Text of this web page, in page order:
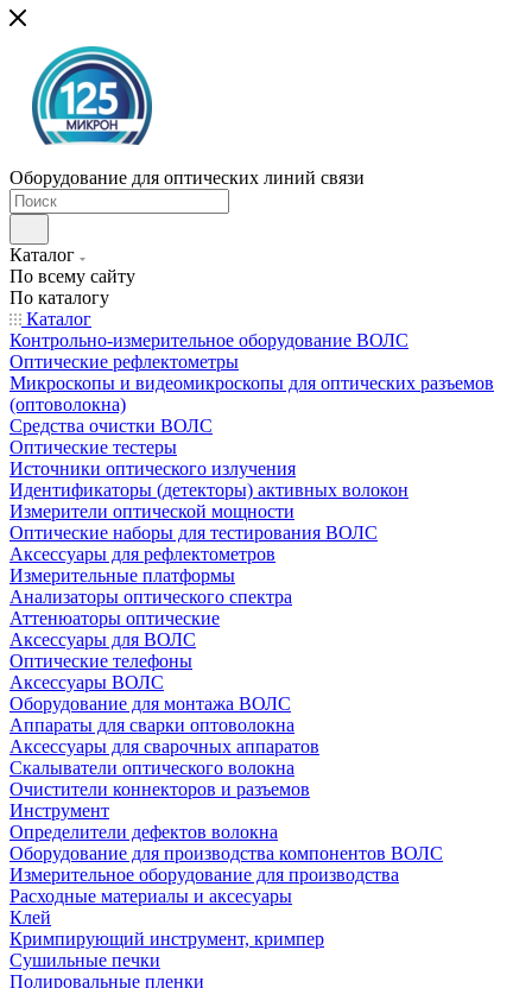
Оборудование для оптических линий связи
Каталог
По всему сайту
По каталогу
Каталог
Контрольно-измерительное оборудование ВОЛС
Оптические рефлектометры
Микроскопы и видеомикроскопы для оптических разъемов
(оптоволокна)
Средства очистки ВОЛС
Оптические тестеры
Источники оптического излучения
Идентификаторы (детекторы) активных волокон
Измерители оптической мощности
Оптические наборы для тестирования ВОЛС
Аксессуары для рефлектометров
Измерительные платформы
Анализаторы оптического спектра
Аттенюаторы оптические
Аксессуары для ВОЛС
Оптические телефоны
Аксессуары ВОЛС
Оборудование для монтажа ВОЛС
Аппараты для сварки оптоволокна
Аксессуары для сварочных аппаратов
Скалыватели оптического волокна
Очистители коннекторов и разъемов
Инструмент
Определители дефектов волокна
Оборудование для производства компонентов ВОЛС
Измерительное оборудование для производства
Расходные материалы и аксесуары
Клей
Кримпирующий инструмент, кримпер
Сушильные печки
Полировальные пленки